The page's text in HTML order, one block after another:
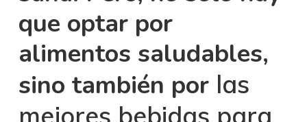
que optar por
alimentos saludables,
sino también por las
mejores bebidas para